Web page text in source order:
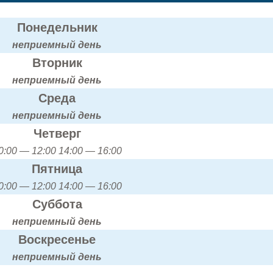
Понедельник
неприемный день
Вторник
неприемный день
Среда
неприемный день
Четверг
— 12:00 14:00 — 16:00
Пятница
— 12:00 14:00 — 16:00
Суббота
неприемный день
Воскресенье
неприемный день